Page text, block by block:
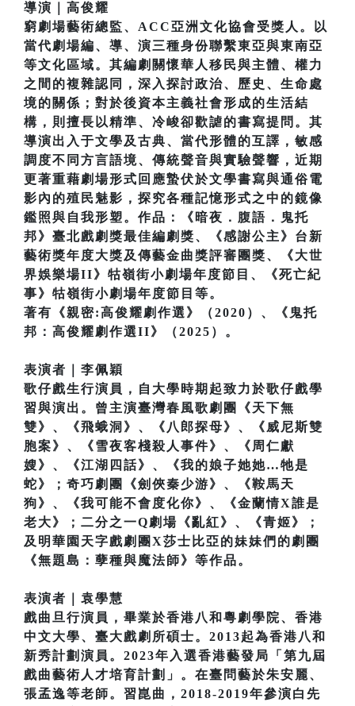
導演｜高俊耀
窮劇場藝術總監、ACC亞洲文化協會受獎人。以
當代劇場編、導、演三種身份聯繫東亞與東南亞
等文化區域。其編劇關懷華人移民與主體、權力
之間的複雜認同，深入探討政治、歷史、生命處
境的關係；對於後資本主義社會形成的生活結
構，則擅長以精準、冷峻卻歡謔的書寫提問。其
導演出入于文學及古典、當代形體的互譯，敏感
調度不同方言語境、傳統聲音與實驗聲響，近期
更著重藉劇場形式回應蟄伏於文學書寫與通俗電
影內的殖民魅影，探究各種記憶形式之中的鏡像
鑑照與自我形塑。作品：《暗夜．腹語．鬼托
邦》臺北戲劇獎最佳編劇獎、《感謝公主》台新
藝術獎年度大獎及傳藝金曲獎評審團獎、《大世
界娛樂場II》牯嶺街小劇場年度節目、《死亡紀
事》牯嶺街小劇場年度節目等。
著有《親密:高俊耀劇作選》（2020）、《鬼托
邦：高俊耀劇作選II》（2025）。
表演者｜李佩穎
歌仔戲生行演員，自大學時期起致力於歌仔戲學
習與演出。曾主演臺灣春風歌劇團《天下無
雙》、《飛蛾洞》、《八郎探母》、《威尼斯雙
胞案》、《雪夜客棧殺人事件》、《周仁獻
嫂》、《江湖四話》、《我的娘子她她…牠是
蛇》；奇巧劇團《劍俠秦少游》、《鞍馬天
狗》、《我可能不會度化你》、《金蘭情X誰是
老大》；二分之一Q劇場《亂紅》、《青姬》；
及明華園天字戲劇團X莎士比亞的妹妹們的劇團
《無題島：孽種與魔法師》等作品。
表演者｜袁學慧
戲曲旦行演員，畢業於香港八和粵劇學院、香港
中文大學、臺大戲劇所碩士。2013起為香港八和
新秀計劃演員。2023年入選香港藝發局「第九屆
戲曲藝術人才培育計劃」。在臺問藝於朱安麗、
張孟逸等老師。習崑曲，2018-2019年參演白先